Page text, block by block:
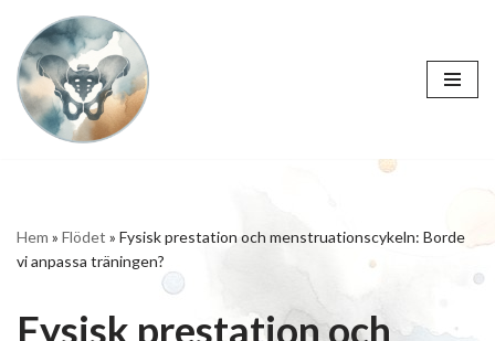
Hoppa
till
innehåll
Hem » Flödet » Fysisk prestation och menstruationscykeln: Borde
vi anpassa träningen?
Fysisk prestation och